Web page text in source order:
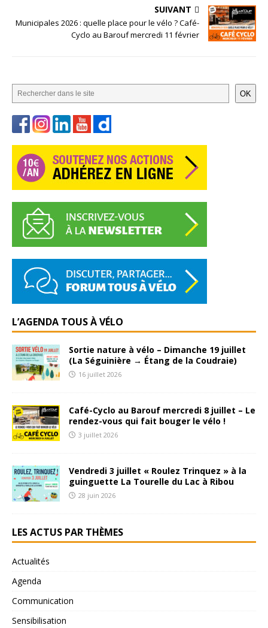
SUIVANT
Municipales 2026 : quelle place pour le vélo ? Café-
Cyclo au Barouf mercredi 11 février
OK
L’AGENDA TOUS À VÉLO
Sortie nature à vélo – Dimanche 19 juillet
(La Séguinière → Étang de la Coudraie)
16 juillet 2026
Café-Cyclo au Barouf mercredi 8 juillet – Le
rendez-vous qui fait bouger le vélo !
3 juillet 2026
Vendredi 3 juillet « Roulez Trinquez » à la
guinguette La Tourelle du Lac à Ribou
28 juin 2026
LES ACTUS PAR THÈMES
Actualités
Agenda
Communication
Sensibilisation